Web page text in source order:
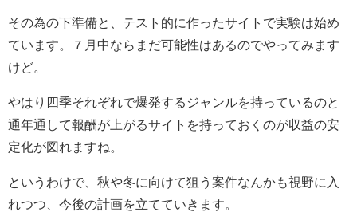
その為の下準備と、テスト的に作ったサイトで実験は始め
ています。７月中ならまだ可能性はあるのでやってみます
けど。
やはり四季それぞれで爆発するジャンルを持っているのと
通年通して報酬が上がるサイトを持っておくのが収益の安
定化が図れますね。
というわけで、秋や冬に向けて狙う案件なんかも視野に入
れつつ、今後の計画を立てていきます。